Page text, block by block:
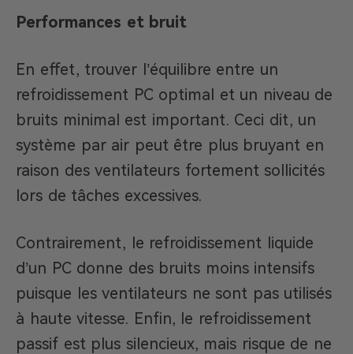
Performances et bruit
En effet, trouver l’équilibre entre un
refroidissement PC optimal et un niveau de
bruits minimal est important. Ceci dit, un
système par air peut être plus bruyant en
raison des ventilateurs fortement sollicités
lors de tâches excessives.
Contrairement, le refroidissement liquide
d’un PC donne des bruits moins intensifs
puisque les ventilateurs ne sont pas utilisés
à haute vitesse. Enfin, le refroidissement
passif est plus silencieux, mais risque de ne